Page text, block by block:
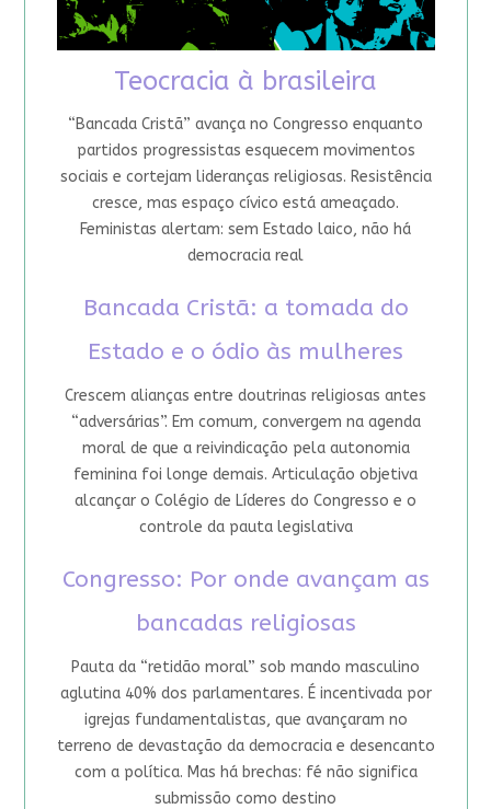
Teocracia à brasileira
“Bancada Cristã” avança no Congresso enquanto
partidos progressistas esquecem movimentos
sociais e cortejam lideranças religiosas. Resistência
cresce, mas espaço cívico está ameaçado.
Feministas alertam: sem Estado laico, não há
democracia real
Bancada Cristã: a tomada do
Estado e o ódio às mulheres
Crescem alianças entre doutrinas religiosas antes
“adversárias”. Em comum, convergem na agenda
moral de que a reivindicação pela autonomia
feminina foi longe demais. Articulação objetiva
alcançar o Colégio de Líderes do Congresso e o
controle da pauta legislativa
Congresso: Por onde avançam as
bancadas religiosas
Pauta da “retidão moral” sob mando masculino
aglutina 40% dos parlamentares. É incentivada por
igrejas fundamentalistas, que avançaram no
terreno de devastação da democracia e desencanto
com a política. Mas há brechas: fé não significa
submissão como destino